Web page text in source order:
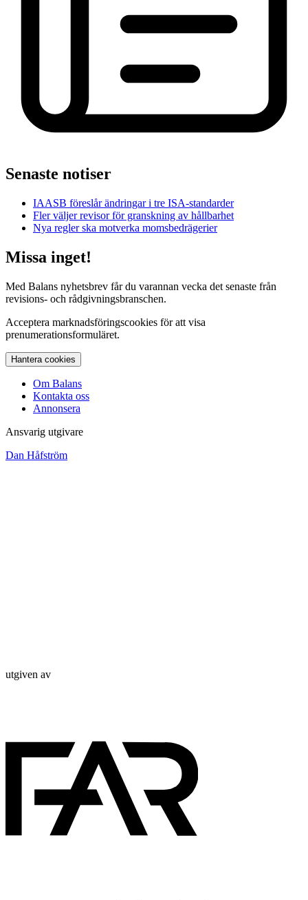
Senaste notiser
IAASB föreslår ändringar i tre ISA-standarder
Fler väljer revisor för granskning av hållbarhet
Nya regler ska motverka momsbedrägerier
Missa inget!
Med Balans nyhetsbrev får du varannan vecka det senaste från
revisions- och rådgivningsbranschen.
Acceptera marknadsföringscookies för att visa
prenumerationsformuläret.
Hantera cookies
Om Balans
Kontakta oss
Annonsera
Ansvarig utgivare
Dan Håfström
utgiven av